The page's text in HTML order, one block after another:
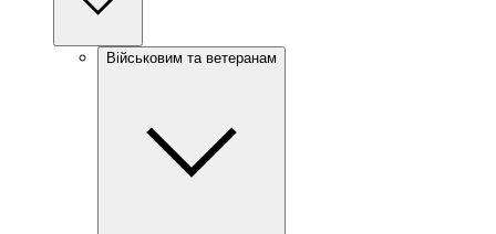
Військовим та ветеранам